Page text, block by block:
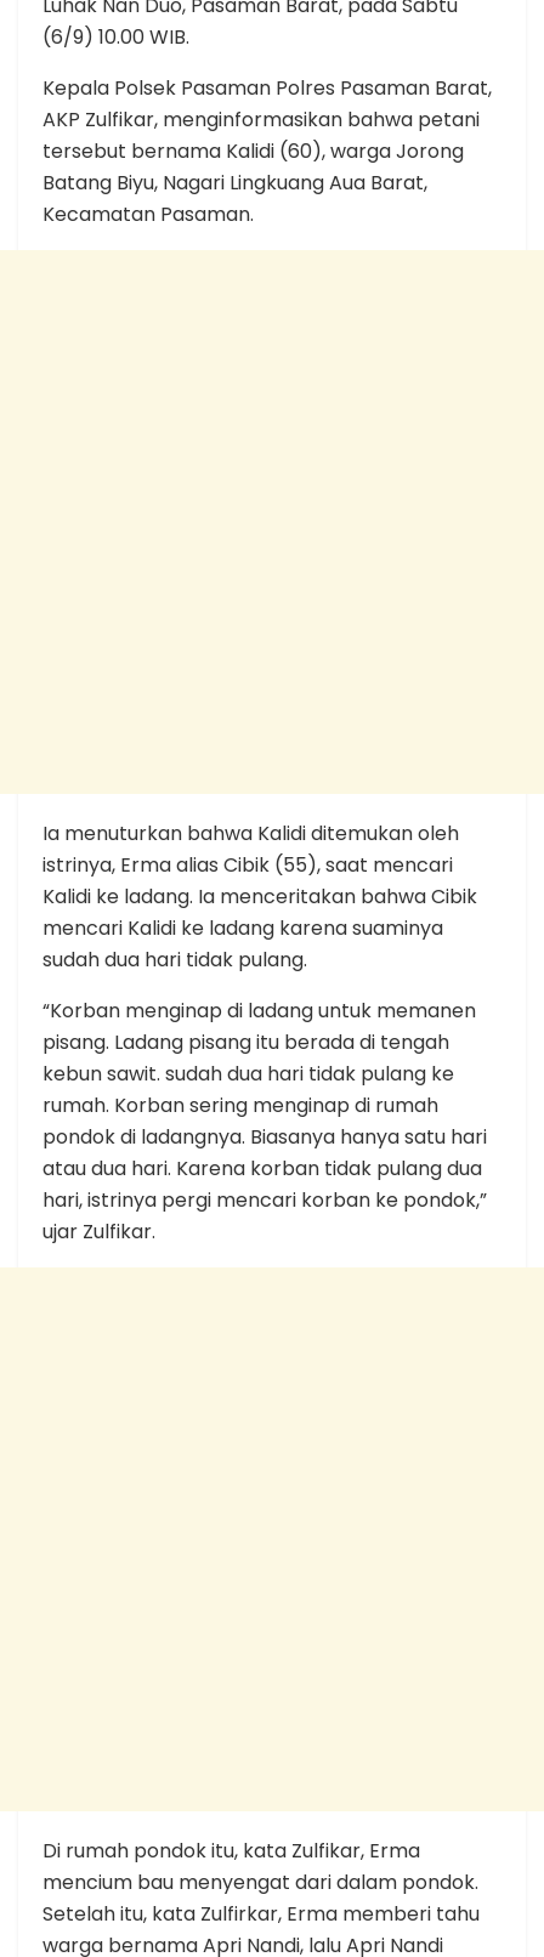
(6/9) 10.00 WIB.
Kepala Polsek Pasaman Polres Pasaman Barat,
AKP Zulfikar, menginformasikan bahwa petani
tersebut bernama Kalidi (60), warga Jorong
Batang Biyu, Nagari Lingkuang Aua Barat,
Kecamatan Pasaman.
Ia menuturkan bahwa Kalidi ditemukan oleh
istrinya, Erma alias Cibik (55), saat mencari
Kalidi ke ladang. Ia menceritakan bahwa Cibik
mencari Kalidi ke ladang karena suaminya
sudah dua hari tidak pulang.
“Korban menginap di ladang untuk memanen
pisang. Ladang pisang itu berada di tengah
kebun sawit. sudah dua hari tidak pulang ke
rumah. Korban sering menginap di rumah
pondok di ladangnya. Biasanya hanya satu hari
atau dua hari. Karena korban tidak pulang dua
hari, istrinya pergi mencari korban ke pondok,”
ujar Zulfikar.
Di rumah pondok itu, kata Zulfikar, Erma
mencium bau menyengat dari dalam pondok.
Setelah itu, kata Zulfirkar, Erma memberi tahu
warga bernama Apri Nandi, lalu Apri Nandi